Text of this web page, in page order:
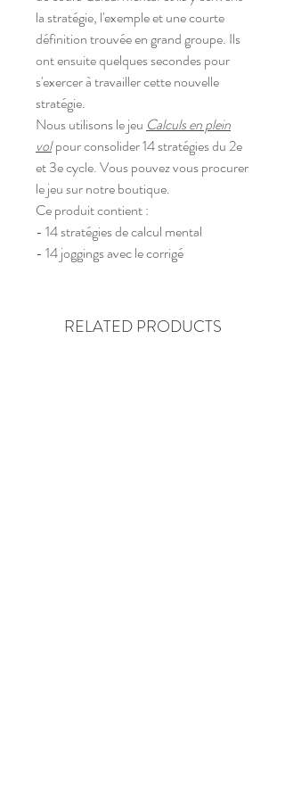
la stratégie, l'exemple et une courte
définition trouvée en grand groupe. Ils
ont ensuite quelques secondes pour
s'exercer à travailler cette nouvelle
stratégie.
Nous utilisons le jeu Calculs en plein
volpour consolider 14 stratégies du 2e
et 3e cycle. Vous pouvez vous procurer
le jeu sur notre boutique.
Ce produit contient :
- 14 stratégies de calcul mental
- 14 joggings avec le corrigé
RELATED PRODUCTS